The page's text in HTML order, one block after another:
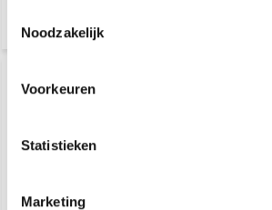
Noodzakelijk
Voorkeuren
Statistieken
Marketing